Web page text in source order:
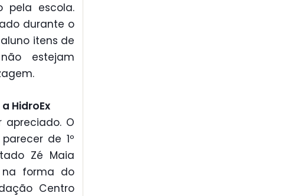
pela escola.
durante o
itens de
estejam
HidroEx
apreciado. O
de 1º
Zé Maia
na forma do
Centro